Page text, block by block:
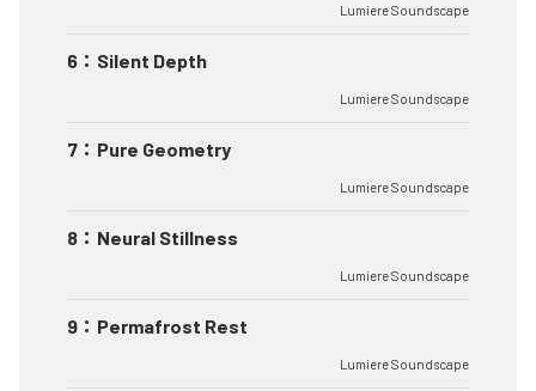
Lumiere Soundscape
6 ： Silent Depth
Lumiere Soundscape
7 ： Pure Geometry
Lumiere Soundscape
8 ： Neural Stillness
Lumiere Soundscape
9 ： Permafrost Rest
Lumiere Soundscape